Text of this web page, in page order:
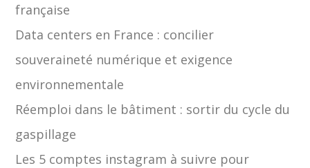
française
Data centers en France : concilier
souveraineté numérique et exigence
environnementale
Réemploi dans le bâtiment : sortir du cycle du
gaspillage
Les 5 comptes instagram à suivre pour